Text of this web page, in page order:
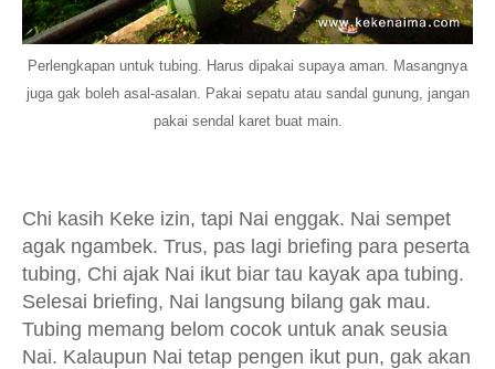
Perlengkapan untuk tubing. Harus dipakai supaya aman. Masangnya
juga gak boleh asal-asalan. Pakai sepatu atau sandal gunung, jangan
pakai sendal karet buat main.
Chi kasih Keke izin, tapi Nai enggak. Nai sempet
agak ngambek. Trus, pas lagi briefing para peserta
tubing, Chi ajak Nai ikut biar tau kayak apa tubing.
Selesai briefing, Nai langsung bilang gak mau.
Tubing memang belom cocok untuk anak seusia
Nai. Kalaupun Nai tetap pengen ikut pun, gak akan